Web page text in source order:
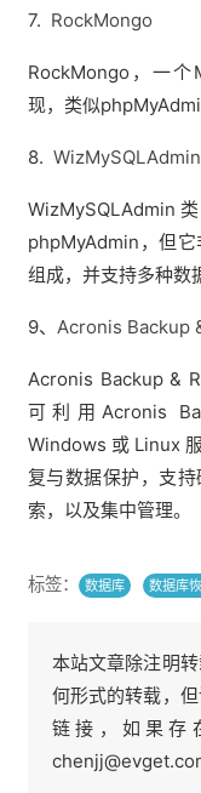
7. RockMongo
RockMongo，一
现，类似
8. WizMySQLAdmin
WizMySQLAdmin
phpMyAdmin，但
组成，并支持多种数
9、 Acronis Backup
Acronis Backup &
可利用Acronis
Windows 或 Linux
复与数据保护，支
索，以及集中管理。
标签： 数据库 数据库
本站文章除注明
何形式的转载，
链接，如果存